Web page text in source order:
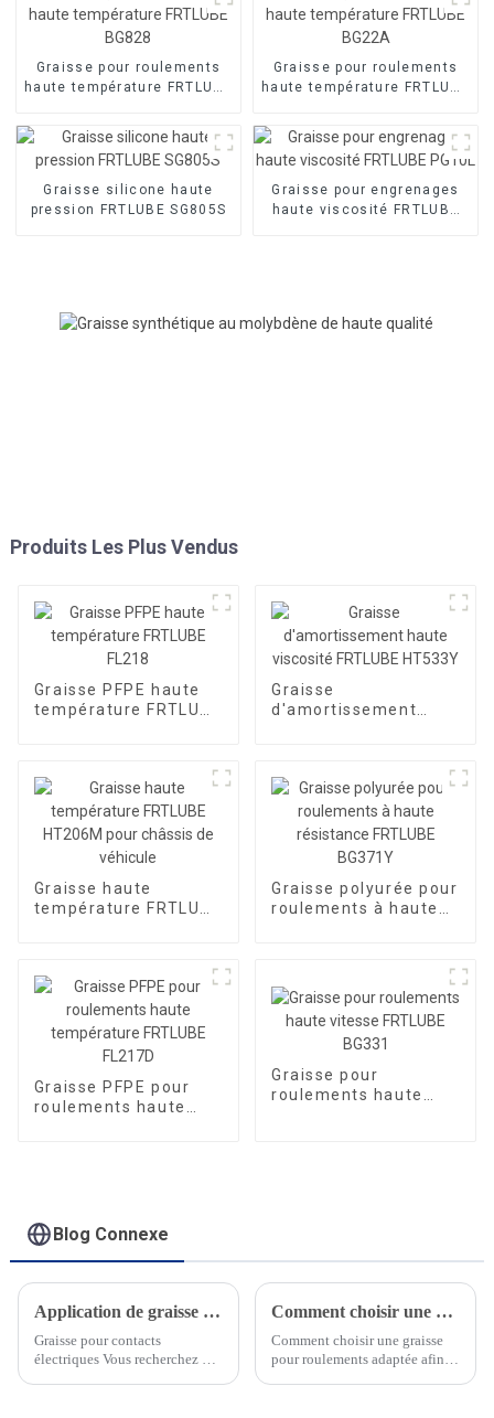
Graisse pour roulements
haute température FRTLUBE
Graisse pour roulements
haute température FRTLUBE
Graisse silicone haute
pression FRTLUBE SG805S
Graisse pour engrenages
haute viscosité FRTLUBE
Produits Les Plus Vendus
Graisse PFPE haute
température FRTLUBE
Graisse
d'amortissement
Graisse haute
température FRTLUBE
Graisse polyurée pour
roulements à haute
Graisse PFPE pour
roulements haute
Graisse pour
roulements haute
Blog Connexe
Application de graisse pour contacts électriques
Graisse pour contacts
électriques Vous recherchez un
Comment choisir une graisse de roulement adaptée pour améliorer l'effet de lubrification
Comment choisir une graisse
pour roulements adaptée afin